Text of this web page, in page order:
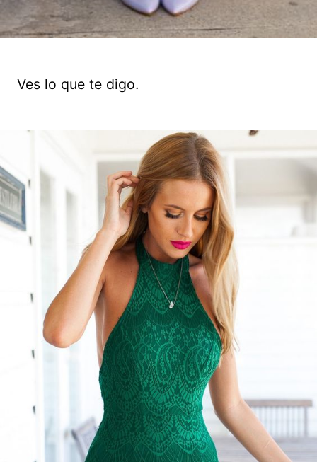
Ves lo que te digo.